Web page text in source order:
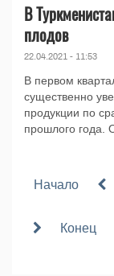
В
плодов
22.04.2021 - 11:53
В первом
существенно
продукции по
прошлого года.
Начало
Конец